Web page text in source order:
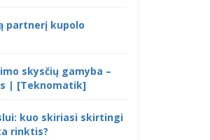
partnerį kupolo
skysčių gamyba –
| [Teknomatik]
kuo skiriasi skirtingi
rinktis?